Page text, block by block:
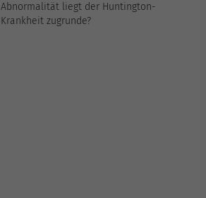
Abnormalität liegt der Huntington-
Krankheit zugrunde?